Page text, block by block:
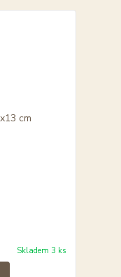
Skladem 3 ks